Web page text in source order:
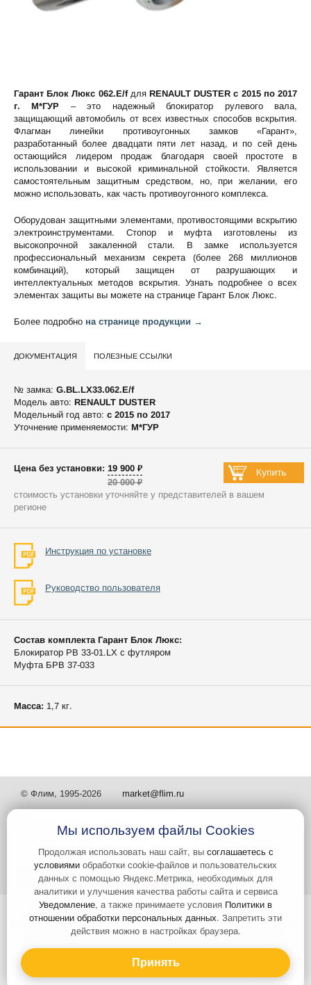
Гарант Блок Люкс 062.E/fдляRENAULT DUSTER c 2015 по 2017
г. М*ГУР – это надежный блокиратор рулевого вала,
защищающий автомобиль от всех известных способов вскрытия.
Флагман линейки противоугонных замков «Гарант»,
разработанный более двадцати пяти лет назад, и по сей день
остающийся лидером продаж благодаря своей простоте в
использовании и высокой криминальной стойкости. Является
самостоятельным защитным средством, но, при желании, его
можно использовать, как часть противоугонного комплекса.
Оборудован защитными элементами, противостоящими вскрытию
электроинструментами. Стопор и муфта изготовлены из
высокопрочной закаленной стали. В замке используется
профессиональный механизм секрета (более 268 миллионов
комбинаций), который защищен от разрушающих и
интеллектуальных методов вскрытия. Узнать подробнее о всех
элементах защиты вы можете на странице Гарант Блок Люкс.
Более подробно на странице продукции →
ДОКУМЕНТАЦИЯ ПОЛЕЗНЫЕ ССЫЛКИ
№ замка: G.BL.LX33.062.E/f
Модель авто: RENAULT DUSTER
Модельный год авто: c 2015 по 2017
Уточнение применяемости: М*ГУР
Цена без установки: 19 900 ₽
20 000 ₽
стоимость установки уточняйте у представителей в вашем
регионе
Инструкция по установке
Руководство пользователя
Состав комплекта Гарант Блок Люкс:
Блокиратор РВ 33-01.LX с футляром
Муфта БРВ 37-033
Масса: 1,7 кг.
© Флим, 1995-2026 market@flim.ru
Задать вопрос Контакты
Интернет-сайт носит информационный характер и не является
публичной офертой, которая определяется положениями статьи 437
Гражданского кодекса РФ. Информация о характеристиках и
стоимости товаров, указанных на сайте, условия доставки может
быть изменена в одностороннем порядке. Информация по ценам,
может отличаться от фактической, к моменту оформления заказа.
Мы используем файлы Cookies
Продолжая использовать наш сайт, вы соглашаетесь с
условиями обработки cookie-файлов и пользовательских
данных с помощью Яндекс.Метрика, необходимых для
аналитики и улучшения качества работы сайта и сервиса
Уведомление, а также принимаете условия Политики в
отношении обработки персональных данных. Запретить эти
действия можно в настройках браузера.
Принять